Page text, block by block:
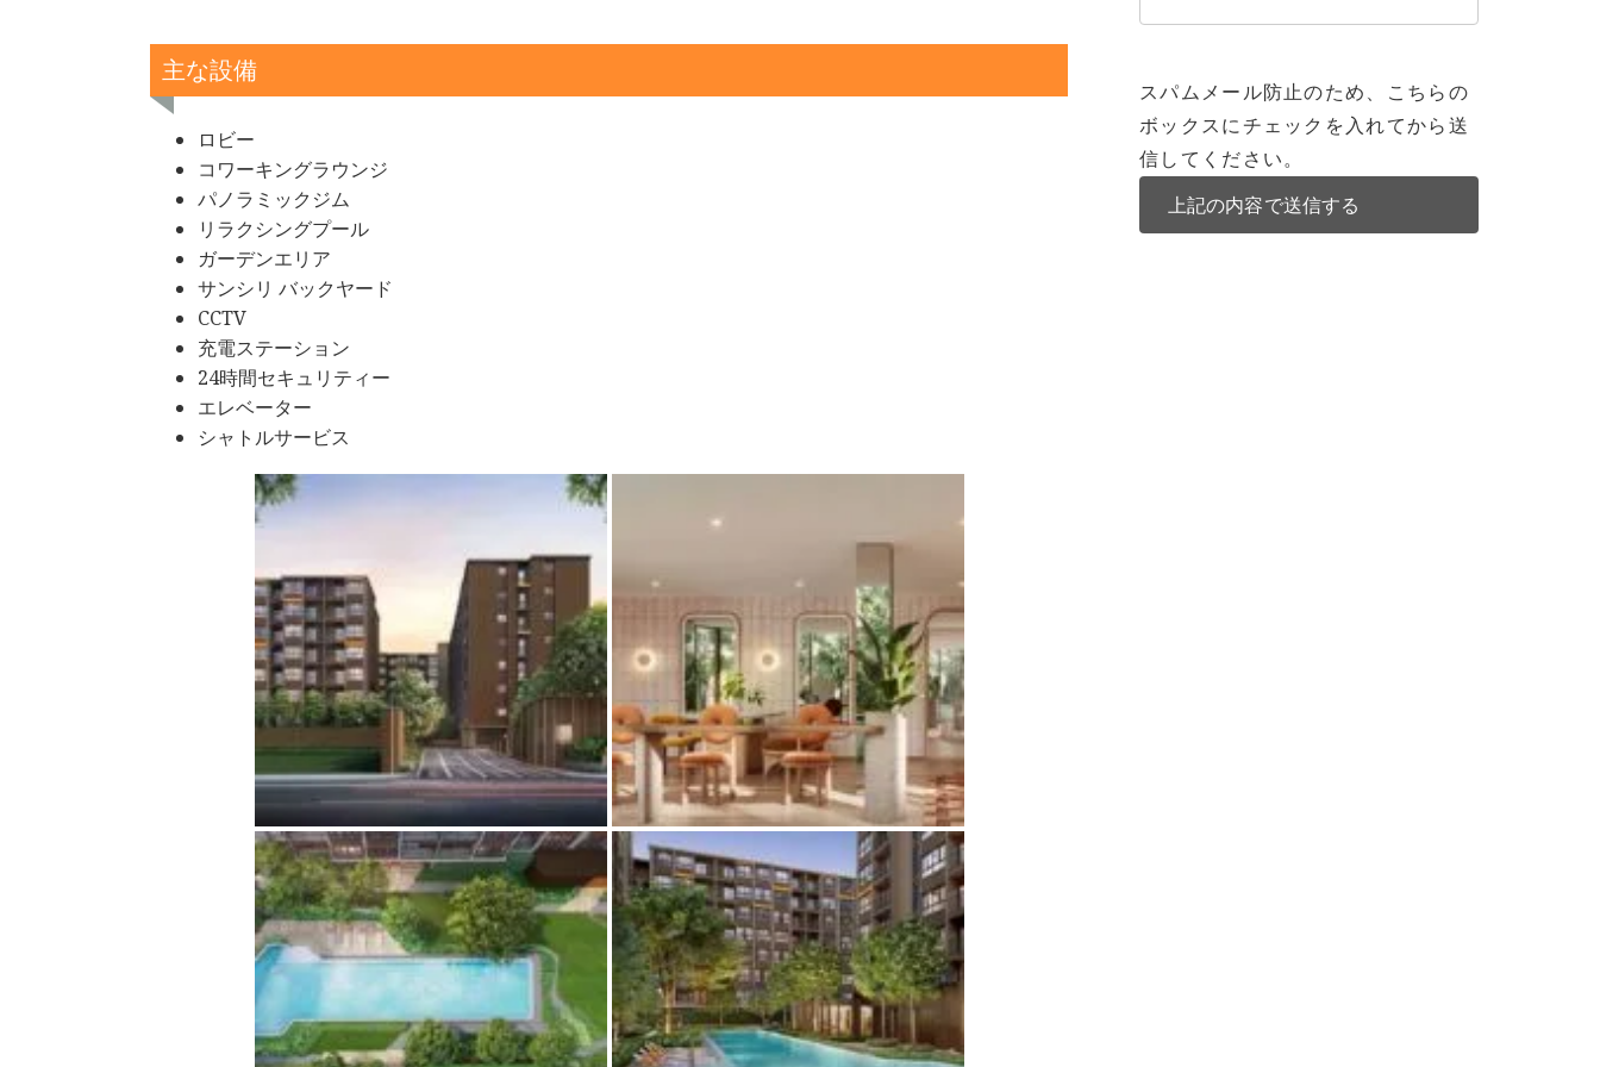
主な設備
ロビー
コワーキングラウンジ
パノラミックジム
リラクシングプール
ガーデンエリア
サンシリ バックヤード
CCTV
充電ステーション
24時間セキュリティー
エレベーター
シャトルサービス
スパムメール防止のため、こちらの
ボックスにチェックを入れてから送
信してください。